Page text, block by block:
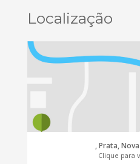
Localização
, Prata,
Clique para